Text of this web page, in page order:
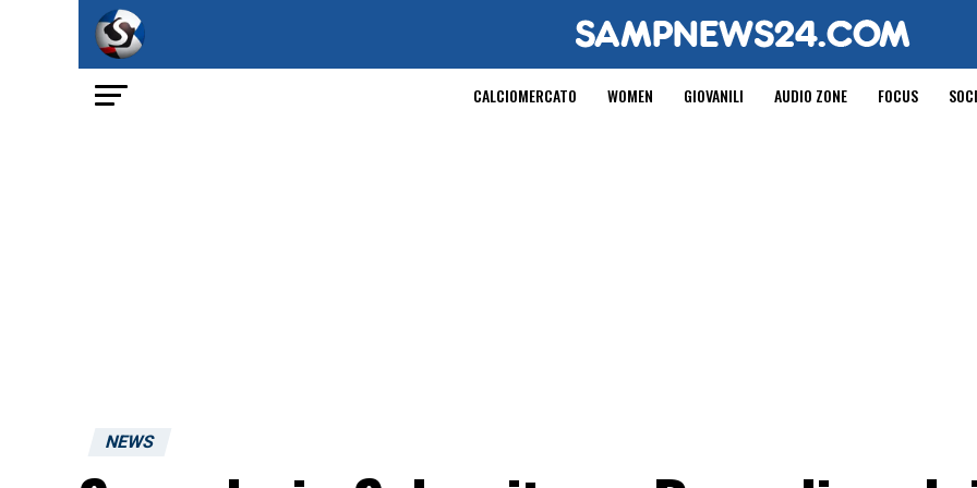
CALCIOMERCATO WOMEN GIOVANILI AUDIO ZONE FOCUS
NEWS